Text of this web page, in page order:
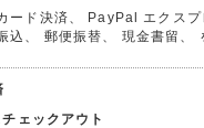
ード決済、 PayPal エクスプ
込、 郵便振替、 現金書留、
ェックアウト